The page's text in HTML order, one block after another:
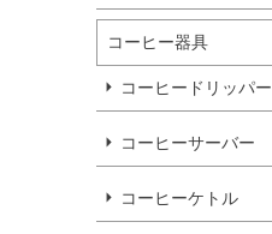
コーヒー器具
コーヒードリッパー
コーヒーサーバー
コーヒーケトル